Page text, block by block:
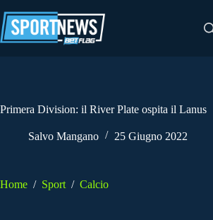
al
contenuto
Primera Division: il River Plate ospita il Lanus
Salvo Mangano 25 Giugno 2022
Home / Sport / Calcio